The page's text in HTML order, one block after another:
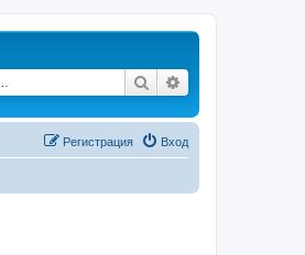
Поиск
Вход
Регистрация